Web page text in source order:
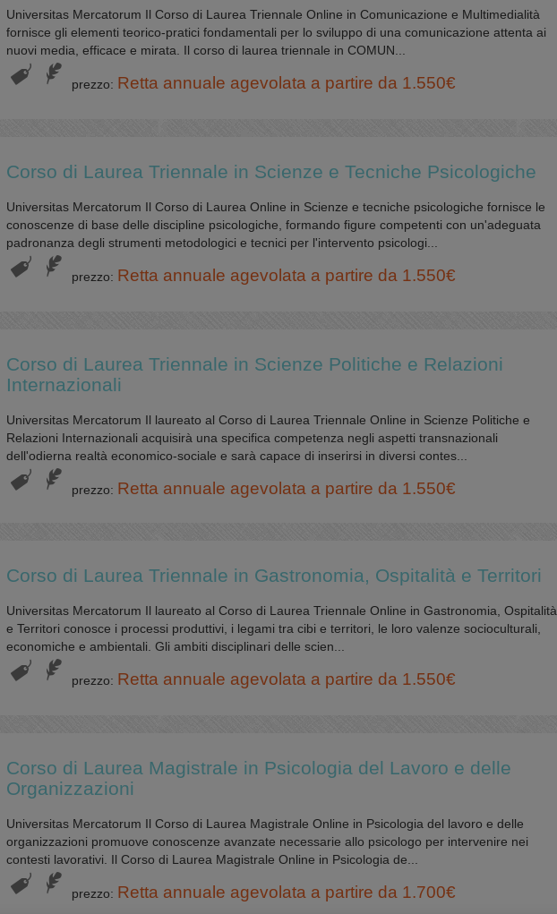
Universitas Mercatorum Il Corso di Laurea Triennale Online in Comunicazione e Multimedialità
fornisce gli elementi teorico-pratici fondamentali per lo sviluppo di una comunicazione attenta ai
nuovi media, efficace e mirata. Il corso di laurea triennale in COMUN...
prezzo: Retta annuale agevolata a partire da 1.550€
Corso di Laurea Triennale in Scienze e Tecniche Psicologiche
Universitas Mercatorum Il Corso di Laurea Online in Scienze e tecniche psicologiche fornisce le
conoscenze di base delle discipline psicologiche, formando figure competenti con un'adeguata
padronanza degli strumenti metodologici e tecnici per l'intervento psicologi...
prezzo: Retta annuale agevolata a partire da 1.550€
Corso di Laurea Triennale in Scienze Politiche e Relazioni
Internazionali
Universitas Mercatorum Il laureato al Corso di Laurea Triennale Online in Scienze Politiche e
Relazioni Internazionali acquisirà una specifica competenza negli aspetti transnazionali
dell'odierna realtà economico-sociale e sarà capace di inserirsi in diversi contes...
prezzo: Retta annuale agevolata a partire da 1.550€
Corso di Laurea Triennale in Gastronomia, Ospitalità e Territori
Universitas Mercatorum Il laureato al Corso di Laurea Triennale Online in Gastronomia, Ospitalità
e Territori conosce i processi produttivi, i legami tra cibi e territori, le loro valenze socioculturali,
economiche e ambientali. Gli ambiti disciplinari delle scien...
prezzo: Retta annuale agevolata a partire da 1.550€
Corso di Laurea Magistrale in Psicologia del Lavoro e delle
Organizzazioni
Universitas Mercatorum Il Corso di Laurea Magistrale Online in Psicologia del lavoro e delle
organizzazioni promuove conoscenze avanzate necessarie allo psicologo per intervenire nei
contesti lavorativi. Il Corso di Laurea Magistrale Online in Psicologia de...
prezzo: Retta annuale agevolata a partire da 1.700€